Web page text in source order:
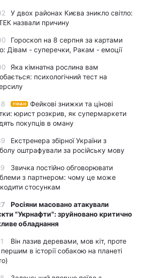
У двох районах Києва зникло світло:
назвали причину
Гороскоп на 8 серпня за картами
Дівам - суперечки, Ракам - емоції
Яка кімнатна рослина вам
психологічний тест на
УНІАН
Фейкові знижки та цінові
юрист розкрив, як супермаркети
покупців в оману
Екстренера збірної України з
оштрафували за російську мову
Звичка постійно обговорювати
з партнером: чому це може
стосункам
Росіяни масовано атакували
"Укрнафти": зруйновано критично
обладнання
Він лазив деревами, мов кіт, проте
в історії собакою на планеті